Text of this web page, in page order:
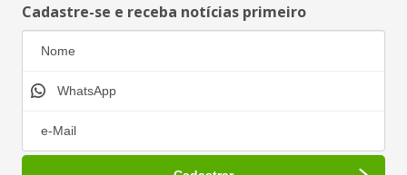
Cadastre-se e receba notícias primeiro